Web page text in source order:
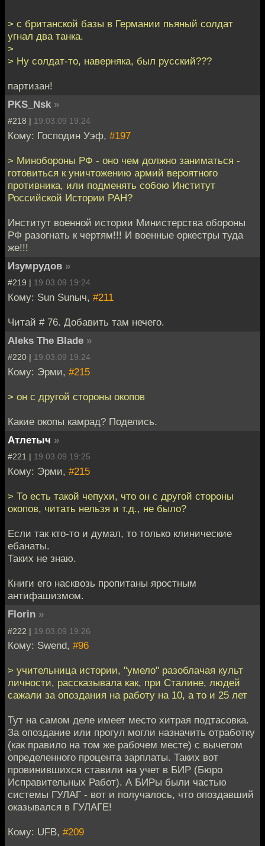
> c британской базы в Германии пьяный солдат
угнал два танка.
>
> Ну солдат-то, наверняка, был русский???
партизан!
PKS_Nsk »
#218 | 19.03.09 19:24
Кому: Господин Уэф, #197
> Минобороны РФ - оно чем должно заниматься -
готовиться к уничтожению армий вероятного
противника, или подменять собою Институт
Российской Истории РАН?
Институт военной истории Министерства обороны
РФ разогнать к чертям!!! И военные оркестры туда
же!!!
Изумрудов »
#219 | 19.03.09 19:24
Кому: Sun Sunыч, #211
Читай # 76. Добавить там нечего.
Aleks The Blade »
#220 | 19.03.09 19:24
Кому: Эрми, #215
> он с другой стороны окопов
Какие окопы камрад? Поделись.
Атлетыч »
#221 | 19.03.09 19:25
Кому: Эрми, #215
> То есть такой чепухи, что он с другой стороны
окопов, читать нельзя и т.д., не было?
Если так кто-то и думал, то только клинические
ебанаты.
Таких не знаю.
Книги его насквозь пропитаны яростным
антифашизмом.
Florin »
#222 | 19.03.09 19:26
Кому: Swend, #96
> учительница истории, "умело" разоблачая культ
личности, рассказывала как, при Сталине, людей
сажали за опоздания на работу на 10, а то и 25 лет
Тут на самом деле имеет место хитрая подтасовка.
За опоздание или прогул могли назначить отработку
(как правило на том же рабочем месте) с вычетом
определенного процента зарплаты. Таких вот
провинившихся ставили на учет в БИР (Бюро
Исправительных Работ). А БИРы были частью
системы ГУЛАГ - вот и получалось, что опоздавший
оказывался в ГУЛАГЕ!
Кому: UFB, #209